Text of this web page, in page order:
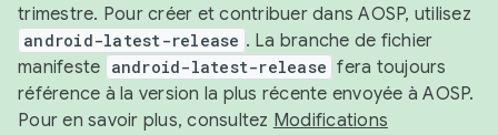
trimestre. Pour créer et contribuer dans AOSP, utilisez
android-latest-release . La branche de fichier
manifeste android-latest-release fera toujours
référence à la version la plus récente envoyée à AOSP.
Pour en savoir plus, consultez Modifications